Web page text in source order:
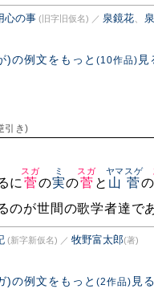
心の事 (旧字旧仮名) ／ 泉鏡花、
)の例文をもっと (10作品) 見
引き)
に 菅
スガ
の実
ミ
の菅
スガ
と 山菅
ヤマスゲ
の
のが世間の歌学者達で
(新字新仮名) ／ 牧野富太郎(著)
)の例文をもっと (2作品) 見る